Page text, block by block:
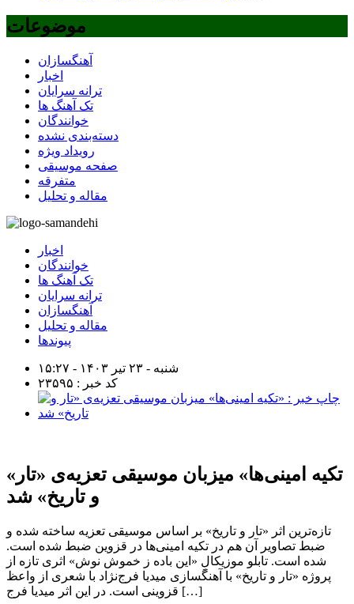
موضوعات
آهنگسازان
اخبار
ترانه سرایان
تک آهنگ ها
خوانندگان
دسته‌بندی نشده
رویداد ویژه
صفحه موسیقی
متفرقه
مقاله و تحلیل
اخبار
خوانندگان
تک آهنگ ها
ترانه سرایان
آهنگسازان
مقاله و تحلیل
پیوندها
شنبه - ۲۳ تیر ۱۴۰۳ - ۱۵:۲۷
کد خبر : ۲۳۵۹۵
«تکیه امینی‌ها» میزبان موسیقی تعزیه‌ی «تار
و تاریخ» شد
تازه‌ترین اثر «تار و تاریخ» بر اساس موسیقی تعزیه ساخته شده و
ضبط تصاویر آن هم در تکیه امینی‌ها در قزوین ضبط شده است.
شده است. تابلو موزیکالِ «این باده ز خموش نوش» اثری تازه از
پروژه «تار و تاریخ» با آهنگسازی میدیا فرج‌نژاد با شعری از واعظ
قزوینی است. در این اثر میدیا فرج […]